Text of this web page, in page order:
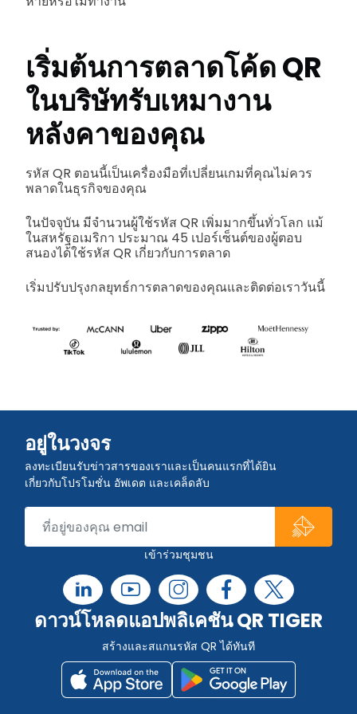
เริ่มต้นการตลาดโค้ด QR
ในบริษัทรับเหมางาน
หลังคาของคุณ
รหัส QR ตอนนี้เป็นเครื่องมือที่เปลี่ยนเกมที่คุณไม่ควร
พลาดในธุรกิจของคุณ
ในปัจจุบัน มีจำนวนผู้ใช้รหัส QR เพิ่มมากขึ้นทั่วโลก แม้
ในสหรัฐอเมริกา ประมาณ 45 เปอร์เซ็นต์ของผู้ตอบ
สนองได้ใช้รหัส QR เกี่ยวกับการตลาด
เริ่มปรับปรุงกลยุทธ์การตลาดของคุณและติดต่อเราวันนี้
อยู่ในวงจร
ลงทะเบียนรับข่าวสารของเราและเป็นคนแรกที่ได้ยิน
เกี่ยวกับโปรโมชั่น อัพเดต และเคล็ดลับ
เข้าร่วมชุมชน
ดาวน์โหลดแอปพลิเคชัน QR TIGER
สร้างและสแกนรหัส QR ได้ทันที